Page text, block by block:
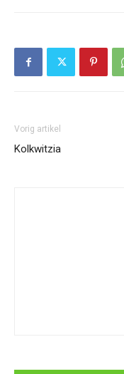
Vorig artikel
Kolkwitzia